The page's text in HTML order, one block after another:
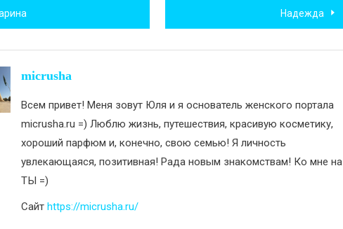
Надежда
micrusha
Всем привет! Меня зовут Юля и я основатель женского портала
micrusha.ru =) Люблю жизнь, путешествия, красивую косметику,
хороший парфюм и, конечно, свою семью! Я личность
увлекающаяся, позитивная! Рада новым знакомствам! Ко мне на
ТЫ =)
Сайт https://micrusha.ru/